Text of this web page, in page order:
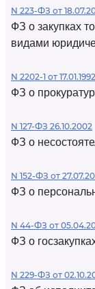
N 223-ФЗ от
ФЗ о закупках
видами
N 2202-1 от 17.01.1992
ФЗ о
N 127-ФЗ 26.10.2002
ФЗ о
N 152-ФЗ от
ФЗ о
N 44-ФЗ от
ФЗ о
N 229-ФЗ от